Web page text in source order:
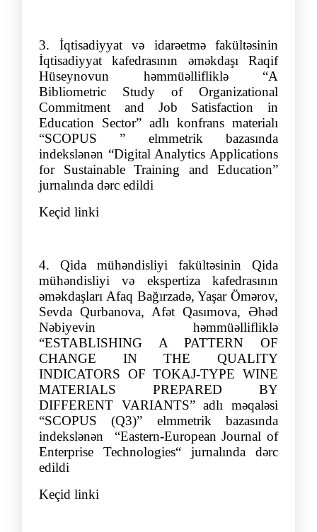
3.
İqtisadiyyat və idarəetmə fakültəsinin
İqtisadiyyatkafedrasının əməkdaşı Raqif
Hüseynovun həmmüəllifliklə “A
Bibliometric Study of Organizational
Commitment and Job Satisfaction in
Education Sector” adlı konfrans materialı
“SCOPUS” elmmetrik bazasında
indekslənən “Digital Analytics Applications
for Sustainable Training and Education”
jurnalında dərc edildi
Keçid linki
4.
Qida mühəndisliyi fakültəsinin Qida
mühəndisliyi və ekspertiza kafedrasının
əməkdaşları Afaq Bağırzadə,Yaşar Ömərov,
Sevda Qurbanova, Afət Qasımova, Əhəd
Nəbiyevin həmmüəllifliklə
“ESTABLISHING A PATTERN OF
CHANGE IN THE QUALITY
INDICATORS OF TOKAJ-TYPE WINE
MATERIALS PREPARED BY
DIFFERENT VARIANTS” adlı məqaləsi
“SCOPUS (Q3)” elmmetrik bazasında
indekslənən “Eastern-European Journal of
Enterprise Technologies“
jurnalında dərc
edildi
Keçid linki